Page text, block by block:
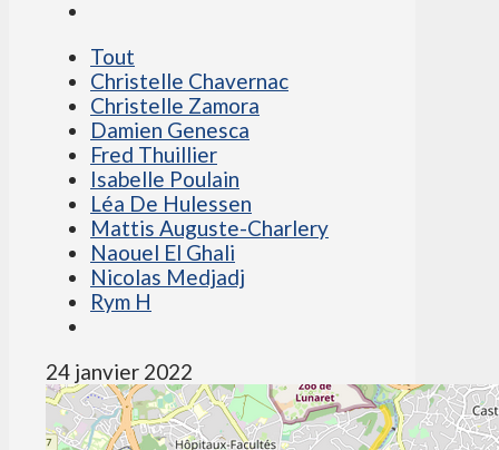
Tout
Christelle Chavernac
Christelle Zamora
Damien Genesca
Fred Thuillier
Isabelle Poulain
Léa De Hulessen
Mattis Auguste-Charlery
Naouel El Ghali
Nicolas Medjadj
Rym H
24 janvier 2022